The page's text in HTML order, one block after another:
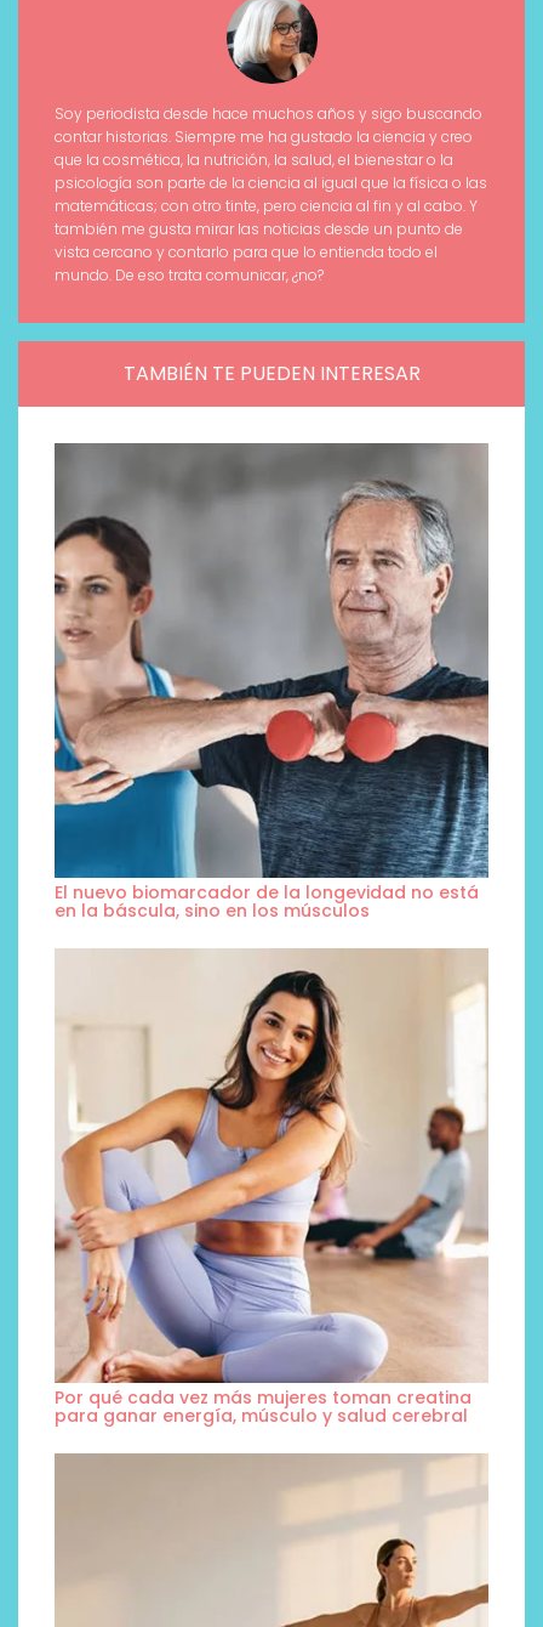
Soy periodista desde hace muchos años y sigo buscando
contar historias. Siempre me ha gustado la ciencia y creo
que la cosmética, la nutrición, la salud, el bienestar o la
psicología son parte de la ciencia al igual que la física o las
matemáticas; con otro tinte, pero ciencia al fin y al cabo. Y
también me gusta mirar las noticias desde un punto de
vista cercano y contarlo para que lo entienda todo el
mundo. De eso trata comunicar, ¿no?
TAMBIÉN TE PUEDEN INTERESAR
El nuevo biomarcador de la longevidad no está
en la báscula, sino en los músculos
Por qué cada vez más mujeres toman creatina
para ganar energía, músculo y salud cerebral